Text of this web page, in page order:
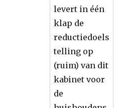
levert in één
klap de
reductiedoels
telling op
(ruim) van dit
kabinet voor
de